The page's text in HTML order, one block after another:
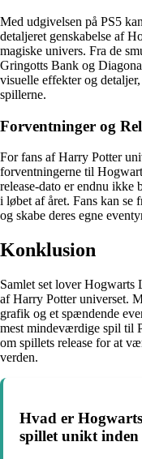
Med udgivelsen på PS5
detaljeret genskabelse af
magiske univers. Fra de
Gringotts Bank og
visuelle effekter og
spillerne.
Forventninger og
For fans af Harry Potter
forventningerne til
release-dato er endnu ikke
i løbet af året. Fans kan se
og skabe deres egne
Konklusion
Samlet set lover Hogwarts
af Harry Potter universet.
grafik og et spændende
mest mindeværdige spil til
om spillets release for at
verden.
Hvad er
spillet unikt